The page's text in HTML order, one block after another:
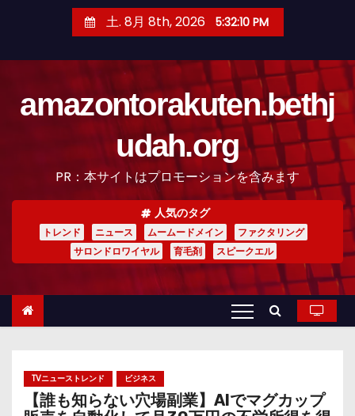
土. 8月 8th, 2026 5:32:12 PM
amazontorakuten.bethj
udah.org
PR：本サイトはプロモーションを含みます
人気のタグ
トレンド ニュース ムームードメイン
ファクタリング
サロンドロワイヤル
育毛剤 スピークエル
TVニューストレンド ビジネス
【誰も知らない穴場副業】AIでマグカップ